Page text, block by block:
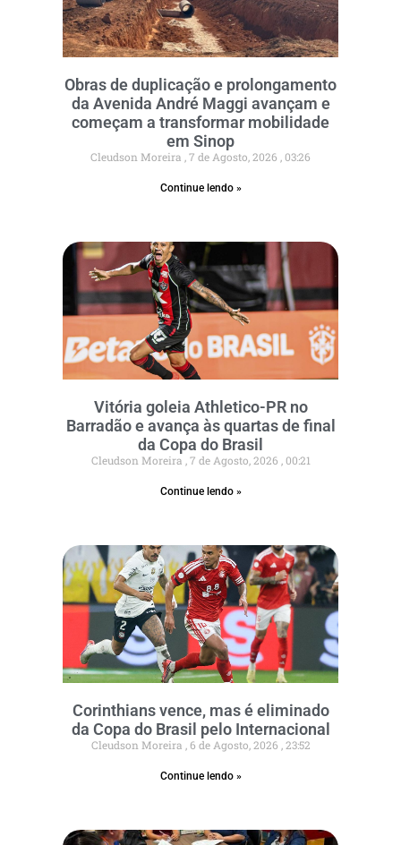
Obras de duplicação e prolongamento
da Avenida André Maggi avançam e
começam a transformar mobilidade
em Sinop
Cleudson Moreira 7 de Agosto, 2026 03:26
Continue lendo »
Vitória goleia Athletico-PR no
Barradão e avança às quartas de final
da Copa do Brasil
Cleudson Moreira 7 de Agosto, 2026 00:21
Continue lendo »
Corinthians vence, mas é eliminado
da Copa do Brasil pelo Internacional
Cleudson Moreira 6 de Agosto, 2026 23:52
Continue lendo »